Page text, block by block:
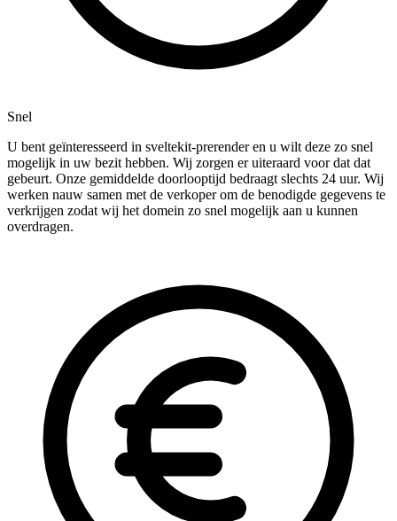
Snel
U bent geïnteresseerd in sveltekit-prerender en u wilt deze zo snel
mogelijk in uw bezit hebben. Wij zorgen er uiteraard voor dat dat
gebeurt. Onze gemiddelde doorlooptijd bedraagt slechts 24 uur. Wij
werken nauw samen met de verkoper om de benodigde gegevens te
verkrijgen zodat wij het domein zo snel mogelijk aan u kunnen
overdragen.